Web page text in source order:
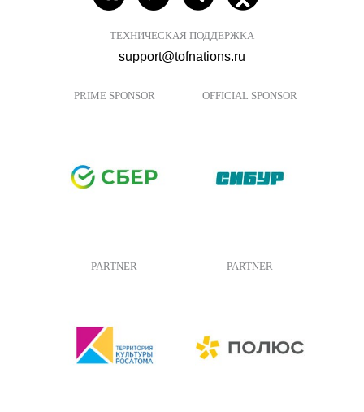
ТЕХНИЧЕСКАЯ ПОДДЕРЖКА
support@tofnations.ru
PRIME SPONSOR OFFICIAL SPONSOR
PARTNER PARTNER